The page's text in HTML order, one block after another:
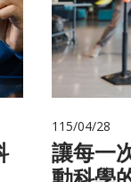
115/04/28
讓每一